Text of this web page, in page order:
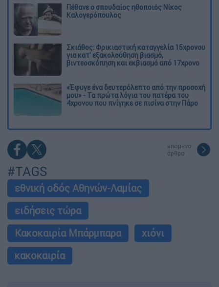
Πέθανε ο σπουδαίος ηθοποιός Νίκος
Καλογερόπουλος
Σκιάθος: Φρικιαστική καταγγελία 15χρονου
για κατ' εξακολούθηση βιασμό,
βιντεοσκόπηση και εκβιασμό από 17χρονο
«Έφυγε ένα δευτερόλεπτο από την προσοχή
μου» - Τα πρώτα λόγια του πατέρα του
4χρονου που πνίγηκε σε πισίνα στην Πάρο
επόμενο
άρθρο
#TAGS
εθνική οδός Αθηνών-Λαμίας
ειδήσεις τώρα
Κακοκαιρία Μπάρμπαρα
χιόνι
κακοκαιρία